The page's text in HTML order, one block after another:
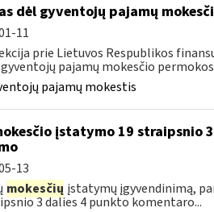
dėl gyventojų pajamų
11
prie Lietuvos Respublikos
pajamų mokesčio
pajamų mokestis
įstatymo 19
13
mokesčių įstatymų įgyvendinimą,
3 dalies 4 punkto komentaro...